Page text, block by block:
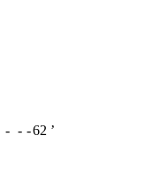
- - -62 ʼ